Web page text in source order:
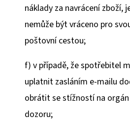
náklady za navrácení zboží,
nemůže být vráceno pro
poštovní cestou;
f) v případě, že spotřebitel
uplatnit zasláním e-mailu
obrátit se stížností na
dozoru;